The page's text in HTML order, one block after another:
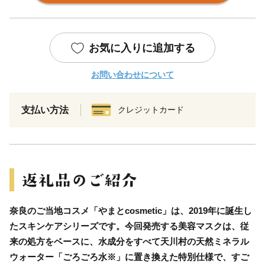
お気に入りに追加する
お問い合わせについて
支払い方法 クレジットカード
奈良のご当地コスメ「やまとcosmetic」は、2019年に誕生し
たスキンケアシリーズです。今回発売する美容マスクは、従
来の処方をベースに、水成分をすべて天川村の天然ミネラル
ウォーター「ごろごろ水※」に置き換えた特別仕様で、すご